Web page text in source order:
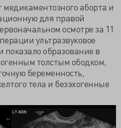
медикаментозного аборта и
для правой
осмотре за 11
ультразвуковое
образование в
толстым ободком,
беременность,
тела и безэхогенные